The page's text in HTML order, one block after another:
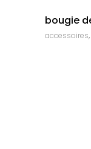
bougie
accessoires,